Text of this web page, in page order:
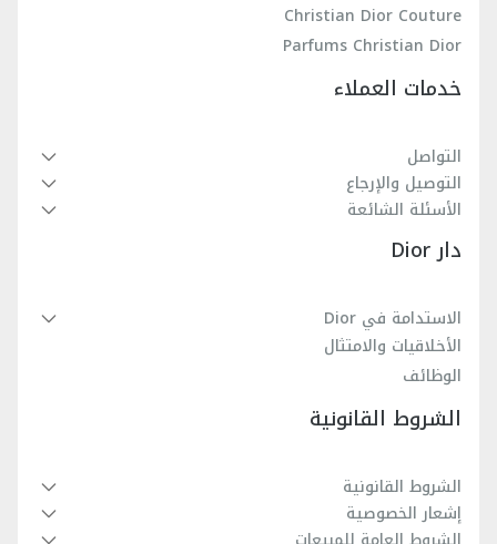
Christian Dior Couture
Parfums Christian Dior
خدمات العملاء
التواصل
التوصيل والإرجاع
الأسئلة الشائعة
دار Dior
الاستدامة في Dior
الأخلاقيات والامتثال
الوظائف
الشروط القانونية
الشروط القانونية
إشعار الخصوصية